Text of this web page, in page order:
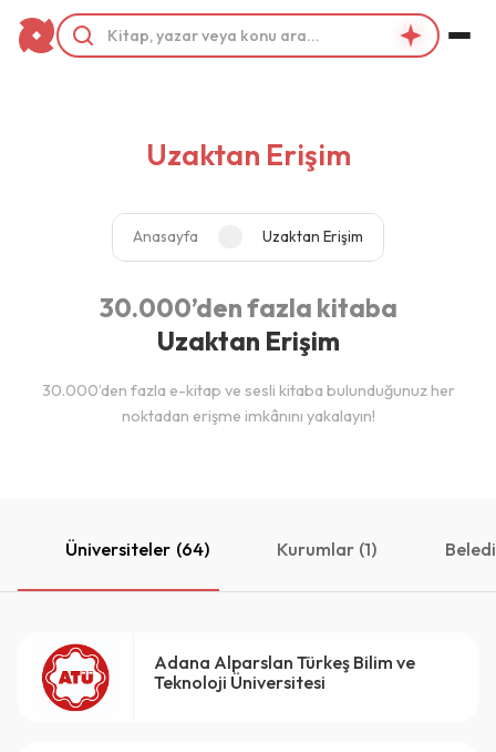
Uzaktan Erişim
Anasayfa Uzaktan Erişim
30.000’den fazla kitaba
Uzaktan Erişim
30.000’den fazla e-kitap ve sesli kitaba bulunduğunuz her
noktadan erişme imkânını yakalayın!
Üniversiteler (64) Kurumlar (1)
Adana Alparslan Türkeş Bilim ve
Teknoloji Üniversitesi